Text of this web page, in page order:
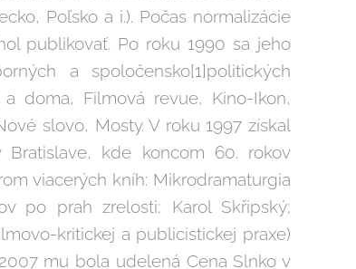
Poľsko a i.). Počas normalizácie
publikovať. Po roku 1990 sa jeho
a spoločensko[1]politických
doma, Filmová revue, Kino-Ikon,
slovo, Mosty. V roku 1997 získal
kde koncom 60. rokov
viacerých kníh: Mikrodramaturgia
po prah zrelosti; Karol Skřipský;
kritickej a publicistickej praxe)
mu bola udelená Cena Slnko v